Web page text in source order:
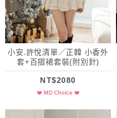
小安.許悅清單／正韓 小香外
套+百摺裙套裝(附別針)
NT$2080